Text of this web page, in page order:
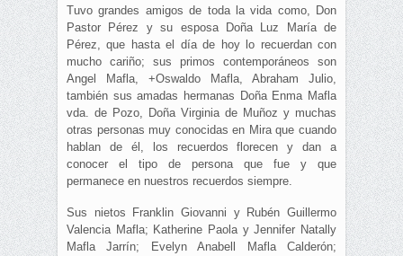
Tuvo grandes amigos de toda la vida como, Don
Pastor Pérez y su esposa Doña Luz María de
Pérez, que hasta el día de hoy lo recuerdan con
mucho cariño; sus primos contemporáneos son
Angel Mafla, +Oswaldo Mafla, Abraham Julio,
también sus amadas hermanas Doña Enma Mafla
vda. de Pozo, Doña Virginia de Muñoz y muchas
otras personas muy conocidas en Mira que cuando
hablan de él, los recuerdos florecen y dan a
conocer el tipo de persona que fue y que
permanece en nuestros recuerdos siempre.
Sus nietos Franklin Giovanni y Rubén Guillermo
Valencia Mafla; Katherine Paola y Jennifer Natally
Mafla Jarrín; Evelyn Anabell Mafla Calderón;